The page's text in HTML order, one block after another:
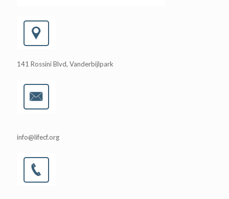
141 Rossini Blvd, Vanderbijlpark
info@lifecf.org